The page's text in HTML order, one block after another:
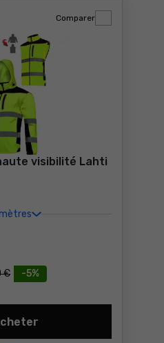
visibilité Lahti
-5%
€
Comparer
Veste softshell haute